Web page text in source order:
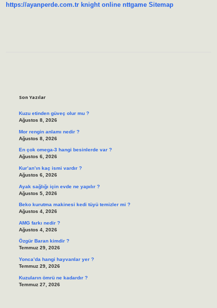
https://ayanperde.com.tr knight online nttgame Sitemap
Son Yazılar
Kuzu etinden güveç olur mu ?
Ağustos 8, 2026
Mor rengin anlamı nedir ?
Ağustos 8, 2026
En çok omega-3 hangi besinlerde var ?
Ağustos 6, 2026
Kur’an’ın kaç ismi vardır ?
Ağustos 6, 2026
Ayak sağlığı için evde ne yapılır ?
Ağustos 5, 2026
Beko kurutma makinesi kedi tüyü temizler mi ?
Ağustos 4, 2026
AMG farkı nedir ?
Ağustos 4, 2026
Özgür Baran kimdir ?
Temmuz 29, 2026
Yonca’da hangi hayvanlar yer ?
Temmuz 29, 2026
Kuzuların ömrü ne kadardır ?
Temmuz 27, 2026